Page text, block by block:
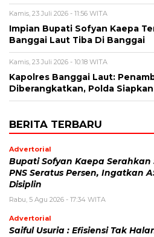
Kamis, 23 Juli 2026 - 11:56 WITA
Impian Bupati Sofyan Kaepa
Banggai Laut Tiba Di Banggai
Kamis, 23 Juli 2026 - 10:18 WITA
Kapolres Banggai Laut:
Diberangkatkan, Polda
BERITA TERBARU
Advertorial
Bupati Sofyan Kaepa Serahkan
PNS Seratus Persen, Ingatkan
Disiplin
Rabu, 5 Agu 2026 - 17:34 WITA
Advertorial
Saiful Usuria : Efisiensi Tak